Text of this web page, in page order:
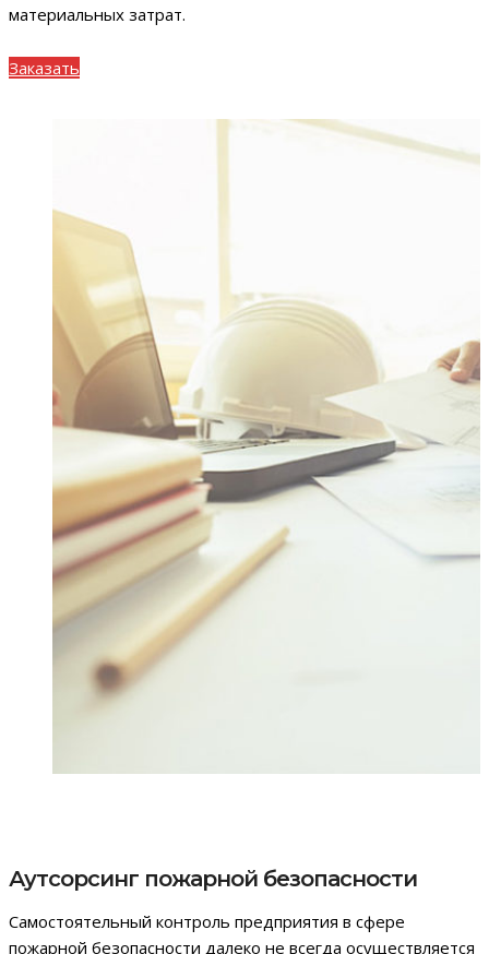
материальных затрат.
Заказать
Аутсорсинг пожарной безопасности
Самостоятельный контроль предприятия в сфере
пожарной безопасности далеко не всегда осуществляется